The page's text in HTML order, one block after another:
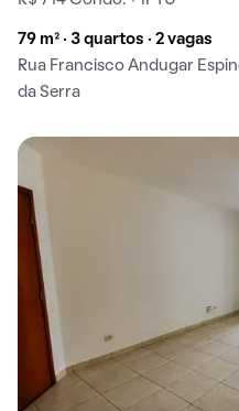
79 m² · 3 quartos · 2 vagas
Rua Francisco Andugar
da Serra